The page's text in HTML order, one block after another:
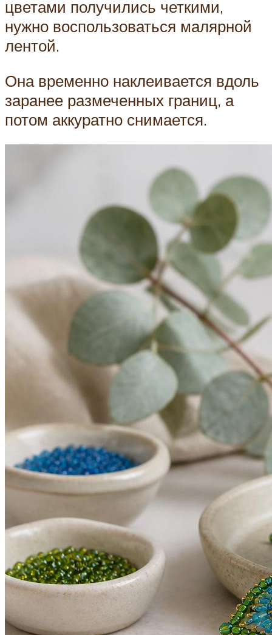
цветами получились четкими,
нужно воспользоваться малярной
лентой.
Она временно наклеивается вдоль
заранее размеченных границ, а
потом аккуратно снимается.